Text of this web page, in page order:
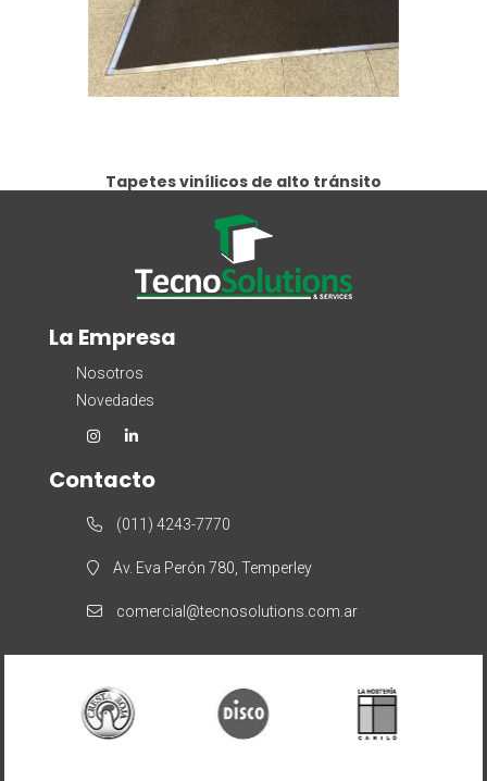
Tapetes vinílicos de alto tránsito
La Empresa
Nosotros
Novedades
Contacto
(011) 4243-7770
Av. Eva Perón 780, Temperley
comercial@tecnosolutions.com.ar